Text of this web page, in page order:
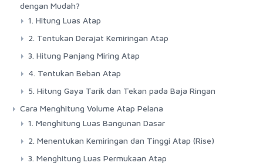
dengan Mudah?
1. Hitung Luas Atap
2. Tentukan Derajat Kemiringan Atap
3. Hitung Panjang Miring Atap
4. Tentukan Beban Atap
5. Hitung Gaya Tarik dan Tekan pada Baja Ringan
Cara Menghitung Volume Atap Pelana
1. Menghitung Luas Bangunan Dasar
2. Menentukan Kemiringan dan Tinggi Atap (Rise)
3. Menghitung Luas Permukaan Atap